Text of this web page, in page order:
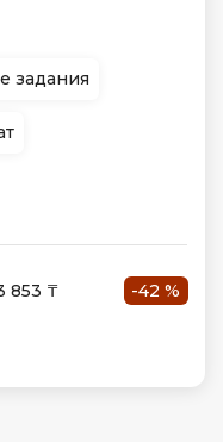
задания
853 ₸ -42 %